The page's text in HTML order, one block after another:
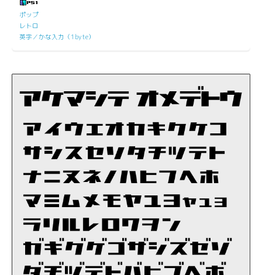
ポップ
レトロ
英字／かな入力（1byte）